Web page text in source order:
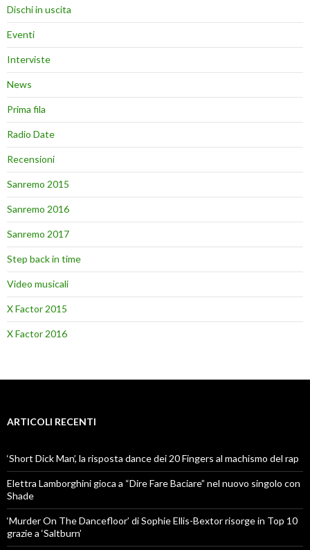
Dischi in uscita
Eventi
Interviste
News
Prima fila
Radio Date
Recensioni
Sanremo 2015
Sanremo 2016
Sanremo 2017
Step back in time
Video musicali
X Factor 2015
X Factor 2016
ARTICOLI RECENTI
‘Short Dick Man’, la risposta dance dei 20 Fingers al machismo del rap
Elettra Lamborghini gioca a “Dire Fare Baciare” nel nuovo singolo con
Shade
‘Murder On The Dancefloor’ di Sophie Ellis-Bextor risorge in Top 10
grazie a ‘Saltburn’